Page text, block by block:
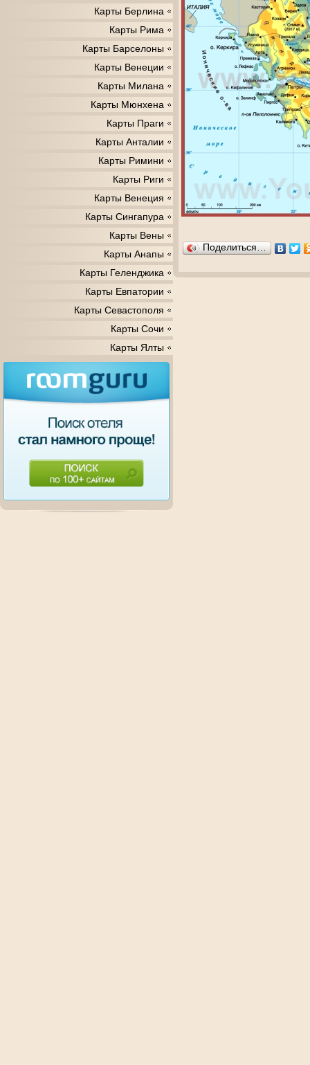
Поделиться…
Карты Берлина
Карты Рима
Карты Барселоны
Карты Венеции
Карты Милана
Карты Мюнхена
Карты Праги
Карты Анталии
Карты Римини
Карты Риги
Карты Венеция
Карты Сингапура
Карты Вены
Карты Анапы
Карты Геленджика
Карты Евпатории
Карты Севастополя
Карты Сочи
Карты Ялты